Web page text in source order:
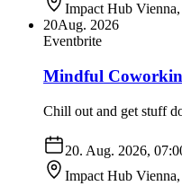
Impact Hub Vienna,
20Aug. 2026
Eventbrite
Mindful
Chill out and get stuff
20. Aug. 2026,
Impact Hub Vienna,